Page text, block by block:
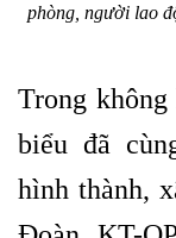
phòng, người lao
Trong
biểu đã
hình thành,